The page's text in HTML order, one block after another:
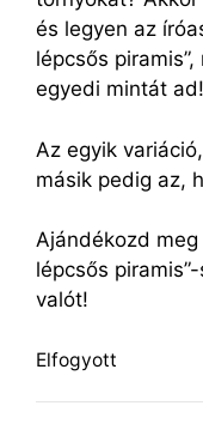
és legyen az
lépcsős
egyedi mintát ad!
Az egyik
másik pedig az,
Ajándékozd
lépcsős
valót!
Elfogyott